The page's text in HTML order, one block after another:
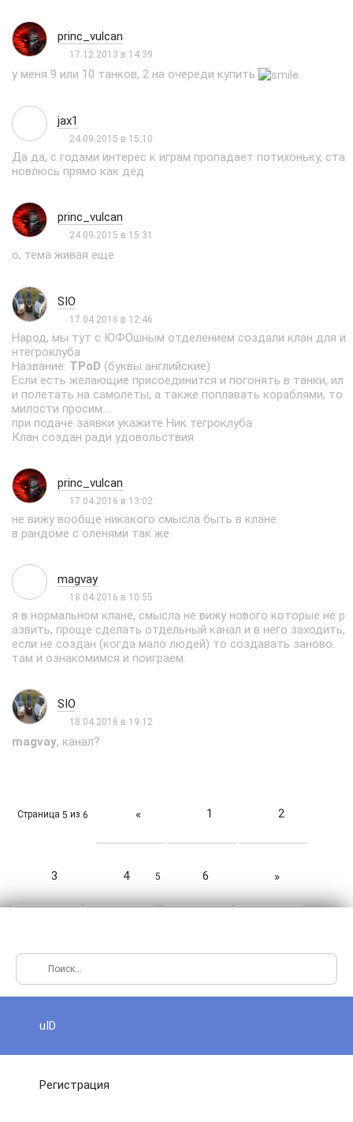
princ_vulcan
17.12.2013 в 14:39
у меня 9 или 10 танков, 2 на очереди купить
jax1
24.09.2015 в 15:10
Да да, с годами интерес к играм пропадает потихоньку, ста
новлюсь прямо как дед
princ_vulcan
24.09.2015 в 15:31
о, тема живая еще
SIO
17.04.2016 в 12:46
Народ, мы тут с ЮФОшным отделением создали клан для и
нтегроклуба
Название: TPoD (буквы английские)
Если есть желающие присоединится и погонять в танки, ил
и полетать на самолеты, а также поплавать кораблями, то
милости просим...
при подаче заявки укажите Ник тегроклуба
Клан создан ради удовольствия
princ_vulcan
17.04.2016 в 13:02
не вижу вообще никакого смысла быть в клане
в рандоме с оленями так же
magvay
18.04.2016 в 10:55
я в нормальном клане, смысла не вижу нового которые не р
азвить, проще сделать отдельный канал и в него заходить,
если не создан (когда мало людей) то создавать заново.
там и ознакомимся и поиграем.
SIO
18.04.2016 в 19:12
magvay, канал?
Страница 5 из 6 « 1 2
3 4 5 6 »
uID
Регистрация